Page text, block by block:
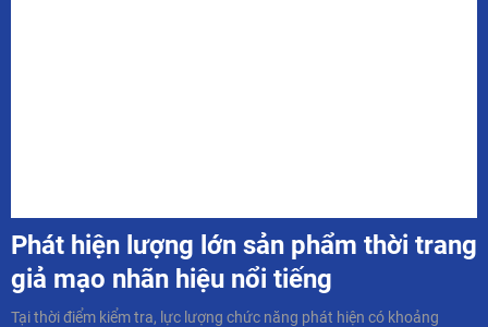
Phát hiện lượng lớn sản phẩm thời trang
giả mạo nhãn hiệu nổi tiếng
Tại thời điểm kiểm tra, lực lượng chức năng phát hiện có khoảng